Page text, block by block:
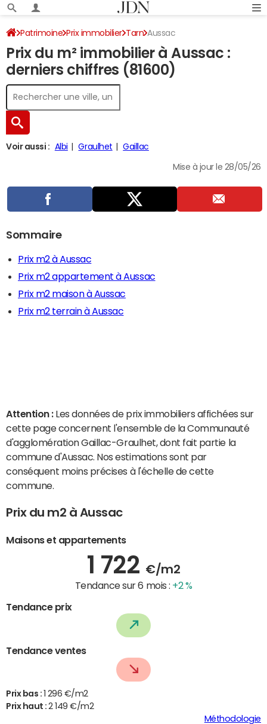
Patrimoine Prix immobilier Tarn Aussac
Prix du m² immobilier à Aussac :
derniers chiffres (81600)
Voir aussi : Albi Graulhet Gaillac
Mise à jour le 28/05/26
Sommaire
Prix m2 à Aussac
Prix m2 appartement à Aussac
Prix m2 maison à Aussac
Prix m2 terrain à Aussac
Attention : Les données de prix immobiliers affichées sur
cette page concernent l'ensemble de la Communauté
d'agglomération Gaillac-Graulhet, dont fait partie la
commune d'Aussac. Nos estimations sont par
conséquent moins précises à l'échelle de cette
commune.
Prix du m2 à Aussac
Maisons et appartements
1 722 €/m2
Tendance sur 6 mois : +2 %
Tendance prix
Tendance ventes
Prix bas :
1 296 €/m2
Prix haut :2 149 €/m2
Méthodologie